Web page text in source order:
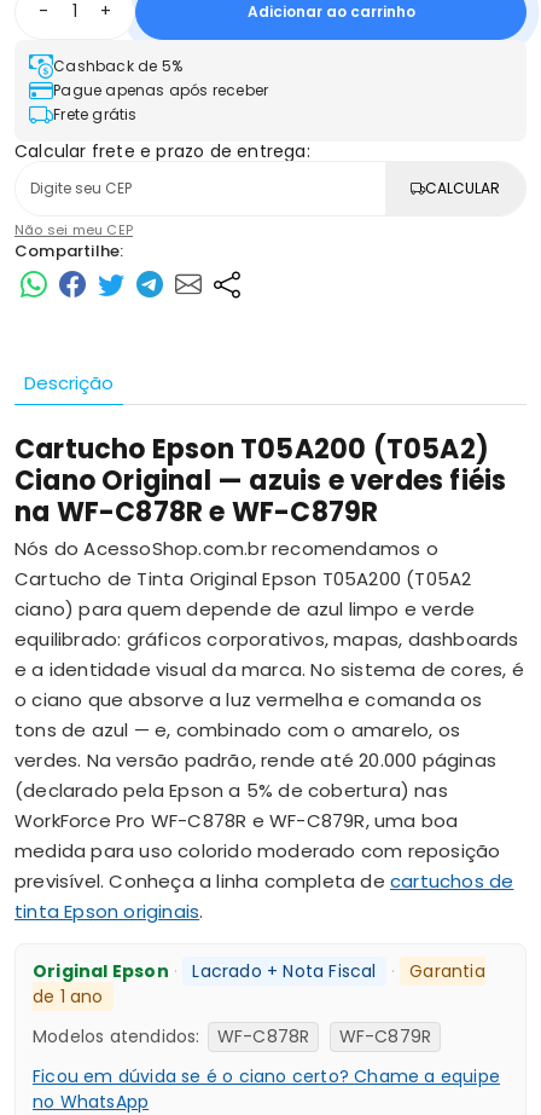
- + Adicionar ao carrinho
Cashback de 5%
Pague apenas após receber
Frete grátis
Calcular frete e prazo de entrega:
CALCULAR
Não sei meu CEP
Compartilhe:
Descrição
Cartucho Epson T05A200 (T05A2)
Ciano Original — azuis e verdes fiéis
na WF-C878R e WF-C879R
Nós do AcessoShop.com.br recomendamos o
Cartucho de Tinta Original Epson T05A200 (T05A2
ciano) para quem depende de azul limpo e verde
equilibrado: gráficos corporativos, mapas, dashboards
e a identidade visual da marca. No sistema de cores, é
o ciano que absorve a luz vermelha e comanda os
tons de azul — e, combinado com o amarelo, os
verdes. Na versão padrão, rende até 20.000 páginas
(declarado pela Epson a 5% de cobertura) nas
WorkForce Pro WF-C878R e WF-C879R, uma boa
medida para uso colorido moderado com reposição
previsível. Conheça a linha completa de cartuchos de
tinta Epson originais.
Original Epson · Lacrado + Nota Fiscal ·
Garantia
de 1 ano
Modelos atendidos:
WF-C878R
WF-C879R
Ficou em dúvida se é o ciano certo? Chame a equipe
no WhatsApp